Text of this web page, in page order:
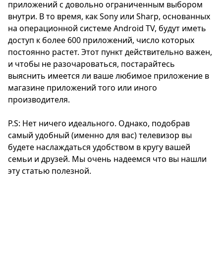
приложений с довольно ограниченным выбором
внутри. В то время, как Sony или Sharp, основанных
на операционной системе Android TV, будут иметь
доступ к более 600 приложений, число которых
постоянно растет. Этот пункт действительно важен,
и чтобы не разочароваться, постарайтесь
выяснить имеется ли ваше любимое приложение в
магазине приложений того или иного
производителя.
P.S: Нет ничего идеального. Однако, подобрав
самый удобный (именно для вас) телевизор вы
будете наслаждаться удобством в кругу вашей
семьи и друзей. Мы очень надеемся что вы нашли
эту статью полезной.